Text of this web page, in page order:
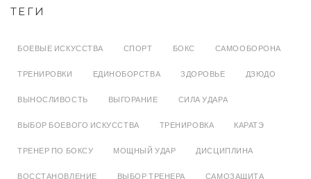
ТЕГИ
БОЕВЫЕ ИСКУССТВА СПОРТ БОКС САМООБОРОНА
ТРЕНИРОВКИ ЕДИНОБОРСТВА ЗДОРОВЬЕ ДЗЮДО
ВЫНОСЛИВОСТЬ ВЫГОРАНИЕ СИЛА УДАРА
ВЫБОР БОЕВОГО ИСКУССТВА ТРЕНИРОВКА КАРАТЭ
ТРЕНЕР ПО БОКСУ МОЩНЫЙ УДАР ДИСЦИПЛИНА
ВОССТАНОВЛЕНИЕ ВЫБОР ТРЕНЕРА САМОЗАЩИТА